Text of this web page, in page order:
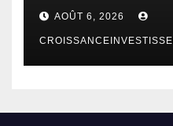
AOÛT 6, 2026